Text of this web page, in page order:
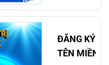
ĐĂNG KÝ
TÊN MIỀN